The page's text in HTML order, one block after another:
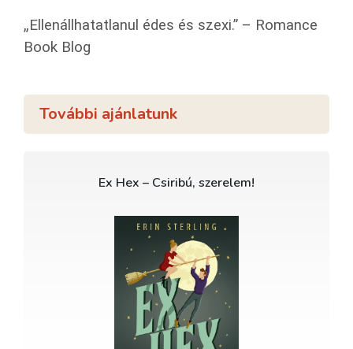
„Ellenállhatatlanul édes és szexi.” – Romance
Book Blog
További ajánlatunk
Ex Hex – Csiribú, szerelem!